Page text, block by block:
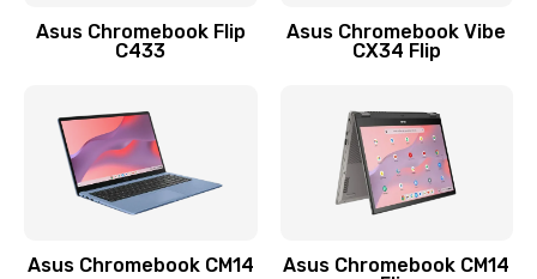
Заказать
Замена разъема зарядки (питания)
390 руб.
Asus Chromebook Flip
C433
Asus Chromebook Vibe
CX34 Flip
Asus Chromebook CM14
Asus Chromebook CM14